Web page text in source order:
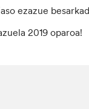
ezazue
2019 oparoa!